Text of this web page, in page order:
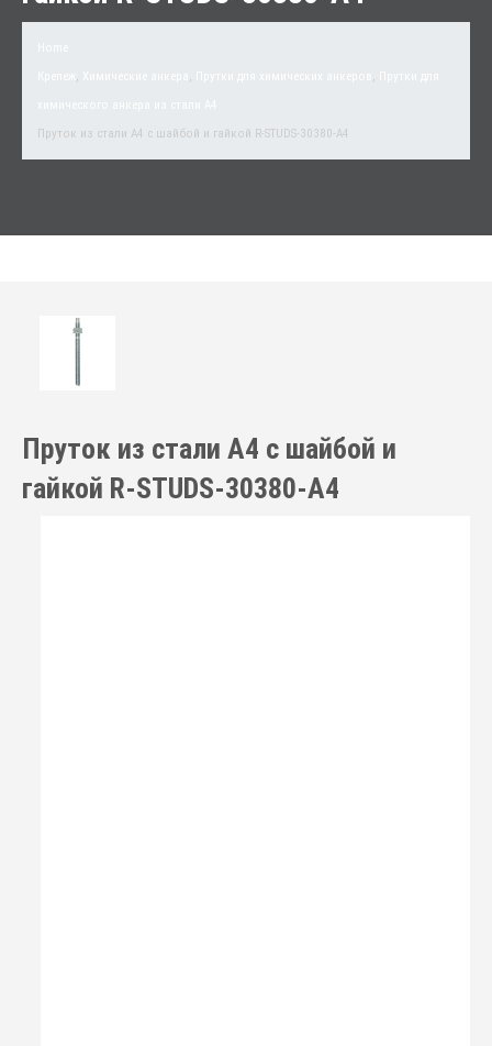
, , ,
Пруток из стали А4 с шайбой и гайкой R-STUDS-30380-A4
Пруток из стали А4 с шайбой и
гайкой R-STUDS-30380-A4